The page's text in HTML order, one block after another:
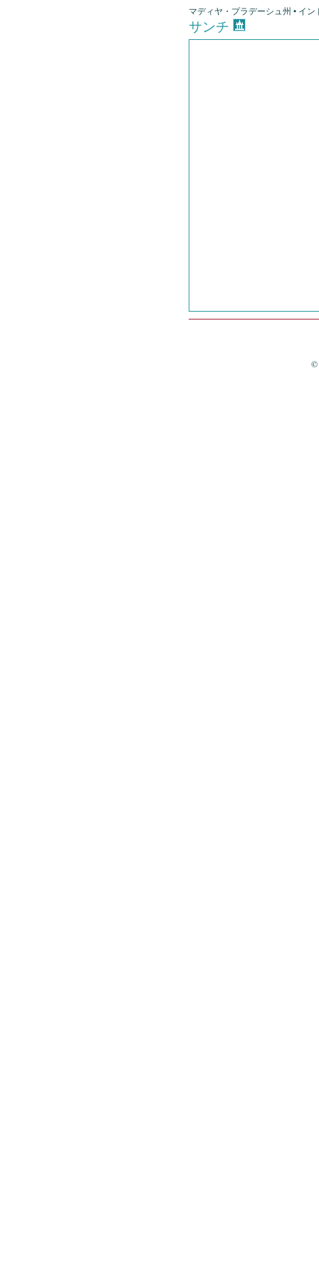
マディヤ・プラデーシュ州 • イン
サンチ
©